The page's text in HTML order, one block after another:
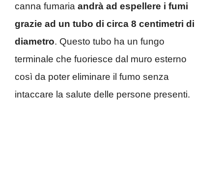
canna fumaria andrà ad espellere i fumi
grazie ad un tubo di circa 8 centimetri di
diametro. Questo tubo ha un fungo
terminale che fuoriesce dal muro esterno
così da poter eliminare il fumo senza
intaccare la salute delle persone presenti.